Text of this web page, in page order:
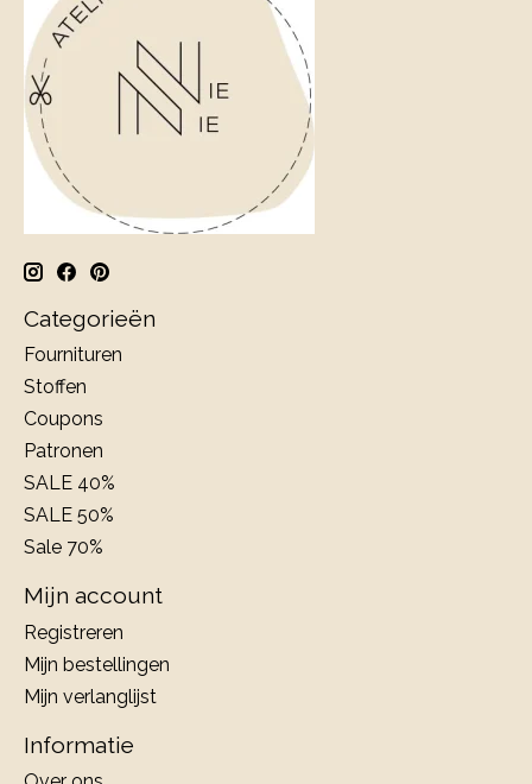
Categorieën
Fournituren
Stoffen
Coupons
Patronen
SALE 40%
SALE 50%
Sale 70%
Mijn account
Registreren
Mijn bestellingen
Mijn verlanglijst
Informatie